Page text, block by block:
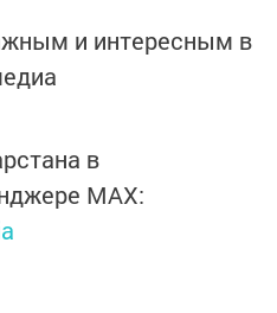
и интересным в
в
MАХ: